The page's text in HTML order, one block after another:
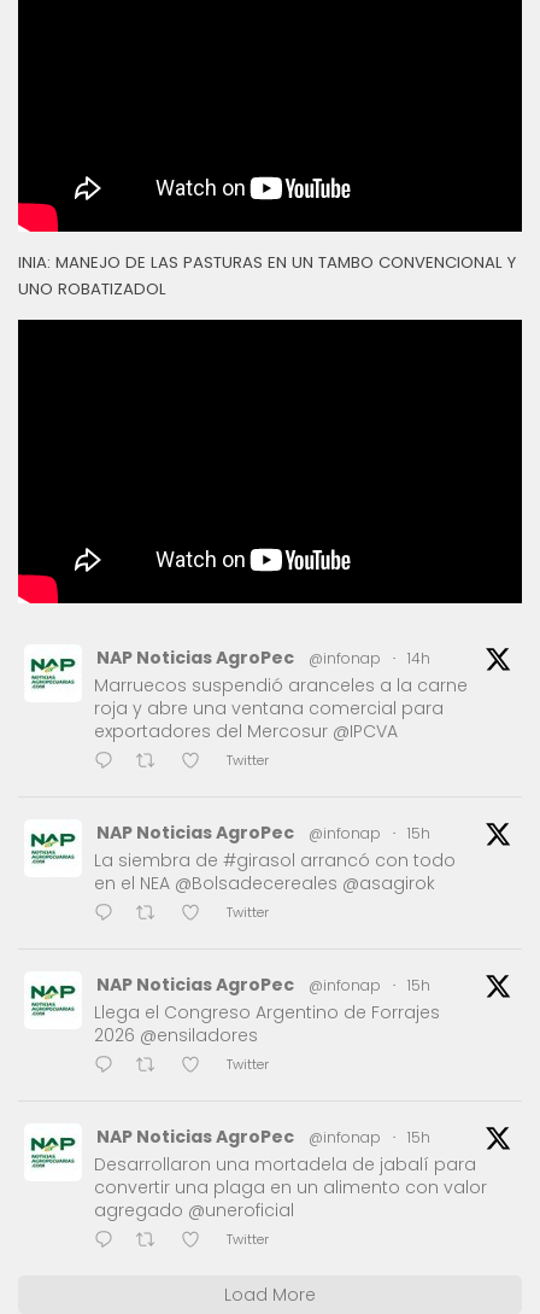
INIA: MANEJO DE LAS PASTURAS EN UN TAMBO CONVENCIONAL Y
UNO ROBATIZADOL
NAP Noticias AgroPec @infonap · 14h
Marruecos suspendió aranceles a la carne
roja y abre una ventana comercial para
exportadores del Mercosur @IPCVA
Twitter
NAP Noticias AgroPec @infonap · 15h
La siembra de #girasol arrancó con todo
en el NEA @Bolsadecereales @asagirok
Twitter
NAP Noticias AgroPec @infonap · 15h
Llega el Congreso Argentino de Forrajes
2026 @ensiladores
Twitter
NAP Noticias AgroPec @infonap · 15h
Desarrollaron una mortadela de jabalí para
convertir una plaga en un alimento con valor
agregado @uneroficial
Twitter
Load More